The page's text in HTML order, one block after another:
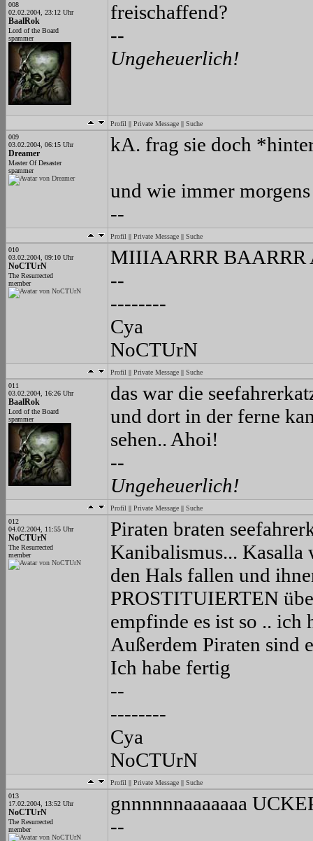
008
02.02.2004, 23:12 Uhr
BaalRok
Lord of the Board
spammer
freischaffend?
--
Ungeheuerlich!
Profil || Private Message || Suche
009
03.02.2004, 06:15 Uhr
Dreamer
Master Of Desaster
spammer
kA. frag sie doch
und wie immer
--
Profil || Private Message || Suche
010
03.02.2004, 09:10 Uhr
NoCTUrN
The Resurrected
member
MIIIAARRR BAARRR
--
--------
Cya
NoCTUrN
Profil || Private Message || Suche
011
03.02.2004, 16:26 Uhr
BaalRok
Lord of the Board
spammer
das war die
und dort in der ferne
sehen.. Ahoi!
--
Ungeheuerlich!
Profil || Private Message || Suche
012
04.02.2004, 11:55 Uhr
NoCTUrN
The Resurrected
member
Piraten braten
Kanibalismus... Kasalla
den Hals fallen und
PROSTITUIERTEN
empfinde es ist so .. ich
Außerdem Piraten sind
Ich habe fertig
--
--------
Cya
NoCTUrN
Profil || Private Message || Suche
013
17.02.2004, 13:52 Uhr
NoCTUrN
The Resurrected
member
gnnnnnnaaaaaaa
--